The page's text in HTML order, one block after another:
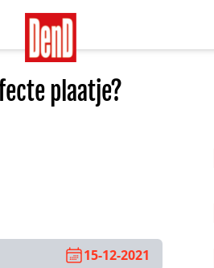
plaatje?
15-12-2021